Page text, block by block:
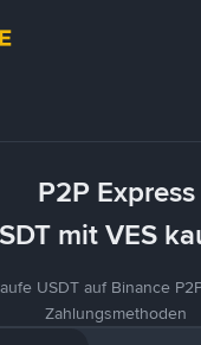
P2P Express
mit VES
USDT auf Binance
Zahlungsmethoden